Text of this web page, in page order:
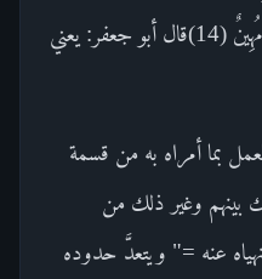
يُدْخِلْهُ نَارًا خَالِدًا فِيهَا وَلَهُ عَذَابٌ مُهِينٌ (14)قال أبو جعفر: يعني
بما أمراه به من قسمة
بينهم وغير ذلك من
نهياه عنه =" ويتعدَّ حدوده